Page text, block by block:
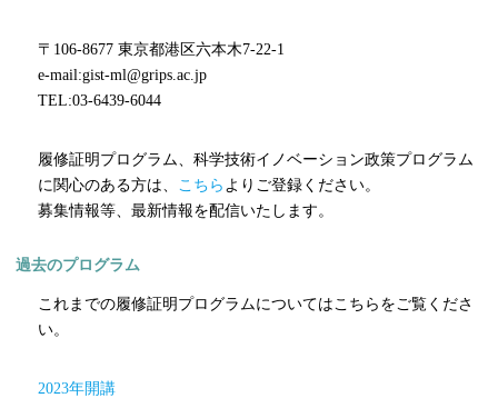
〒106-8677 東京都港区六本木7-22-1
e-mail:gist-ml@grips.ac.jp
TEL:03-6439-6044
履修証明プログラム、科学技術イノベーション政策プログラム
に関心のある方は、
こちら よりご登録ください。
募集情報等、最新情報を配信いたします。
過去のプログラム
これまでの履修証明プログラムについてはこちらをご覧くださ
い。
2023年開講